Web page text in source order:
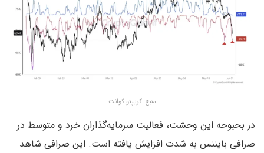
منبع: کریپتو کوانت
در بحبوحه این وحشت، فعالیت سرمایه‌گذاران خرد و متوسط در
صرافی بایننس به شدت افزایش یافته است. این صرافی شاهد